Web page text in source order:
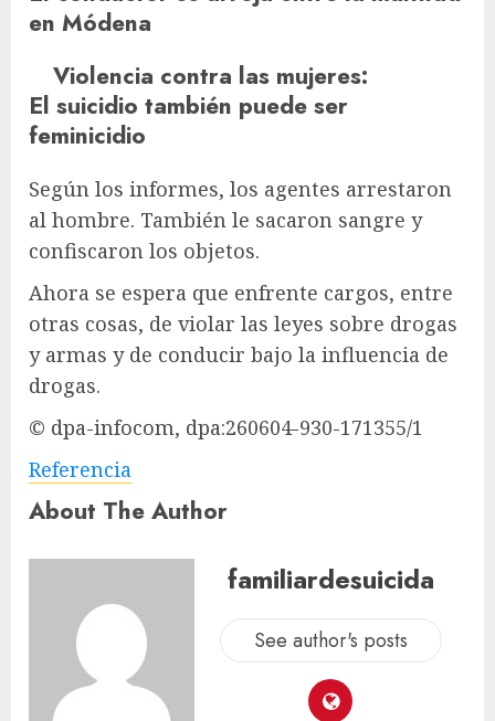
en Módena
Violencia contra las mujeres:
El suicidio también puede ser
feminicidio
Según los informes, los agentes arrestaron
al hombre. También le sacaron sangre y
confiscaron los objetos.
Ahora se espera que enfrente cargos, entre
otras cosas, de violar las leyes sobre drogas
y armas y de conducir bajo la influencia de
drogas.
© dpa-infocom, dpa:260604-930-171355/1
Referencia
About The Author
familiardesuicida
See author's posts